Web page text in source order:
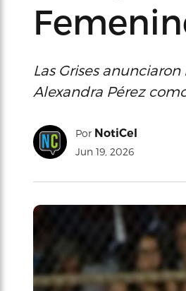
Las Grises
Alexandra Pérez
Por NotiCel
Jun 19, 2026